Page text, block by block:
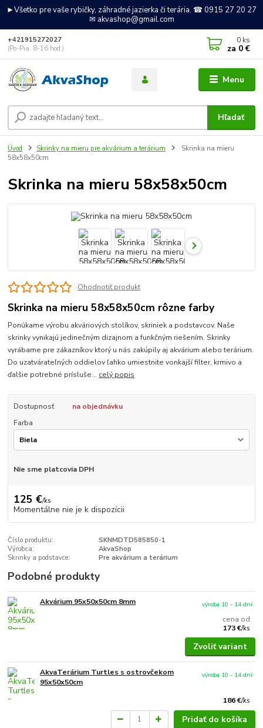
►Všetko pre vaše rybičky, záhradné jazierka či terária. ☎ 0915 27 20 27
✉ akvashop@gmail.com
Menu
Hľadať
+421915272027
(Po-Pia, 8-16 hod.)
0 ks
za 0 €
Úvod Skrinky na mieru pre akvárium a terárium
Skrinka na mieru
58x58x50cm
Skrinka na mieru 58x58x50cm
Ohodnotiť produkt
Skrinka na mieru 58x58x50cm rôzne farby
Ponúkame výrobu akváriových stolíkov, skriniek a podstavcov. Naše
skrinky vynikajú jedinečným dizajnom a funkčným riešením. Skrinky
vyrábame pre zákazníkov ktorý u nás zakúpily aj akvárium alebo terárium.
Do uzatvárateľných oddielov ľahko umiestnite vonkajší filter, krmivo a
ďalšie potrebné prísluše... celý popis
Dostupnosť
na objednávku
Farba
Nie sme platcovia DPH
125 €/ks
Momentálne nie je k dispozícii
Číslo produktu:
SKNMDTD585850-1
Výrobca:
AkvaShop
Skrinky a podstavce:
Pre akvárium a terárium
Podobné produkty
Akvárium 95x50x50cm 8mm
cena od
173 €/ks
výroba 10 - 14 dní
Zvoliť variant
AkvaTerárium Turtles s ostrovčekom
95x50x50cm
186 €/ks
výroba 10 - 14 dní
Pridať do košíka